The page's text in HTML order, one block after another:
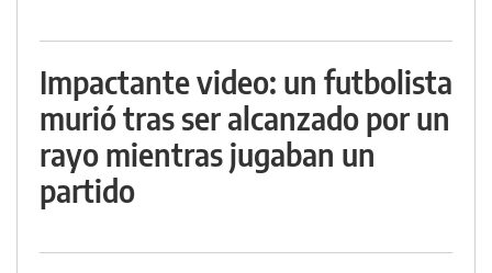
Impactante video: un futbolista
murió tras ser alcanzado por un
rayo mientras jugaban un
partido